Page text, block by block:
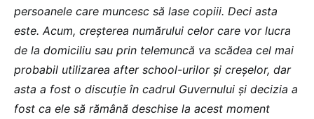
persoanele care muncesc să lase copiii. Deci asta
este. Acum, creșterea numărului celor care vor lucra
de la domiciliu sau prin telemuncă va scădea cel mai
probabil utilizarea after school-urilor și creșelor, dar
asta a fost o discuție în cadrul Guvernului și decizia a
fost ca ele să rămână deschise la acest moment